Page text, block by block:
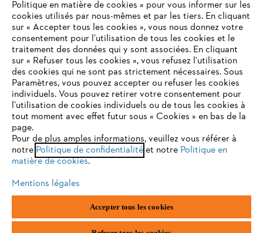
Contact
Politique de protection des données
Mentions légales Utilisation des cookies
Informations juridiques
ANDREAS STIHL NV, Veurtstraat 117, 2870 Puurs-Sint-Amands,
België/Belgique
VAT Number: BE 0427.714.768
VOTRE NAVIGATEUR INTERNET
N'EST PLUS PRIS EN CHARGE
Vous utilisez un navigateur Internet que nous ne prenons plus
en charge, et certaines fonctionnalités de notre site ne
peuvent fonctionner correctement. Pour une utilisation
optimale de notre site, nous vous recommandons de passer à
l'un des navigateurs suivants :
firefox chrome
edge
Politique en matière de cookies » pour vous informer sur les
cookies utilisés par nous-mêmes et par les tiers. En cliquant
sur « Accepter tous les cookies », vous nous donnez votre
consentement pour l’utilisation de tous les cookies et le
traitement des données qui y sont associées. En cliquant
sur « Refuser tous les cookies », vous refusez l'utilisation
des cookies qui ne sont pas strictement nécessaires. Sous
Paramètres, vous pouvez accepter ou refuser les cookies
individuels. Vous pouvez retirer votre consentement pour
l’utilisation de cookies individuels ou de tous les cookies à
tout moment avec effet futur sous « Cookies » en bas de la
page.
Pour de plus amples informations, veuillez vous référer à
notre Politique de confidentialitéet notre Politique en
matière de cookies.
Mentions légales
Accepter tous les cookies